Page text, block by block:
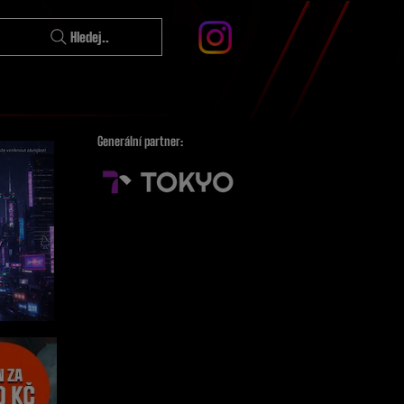
Hledej..
Generální partner: